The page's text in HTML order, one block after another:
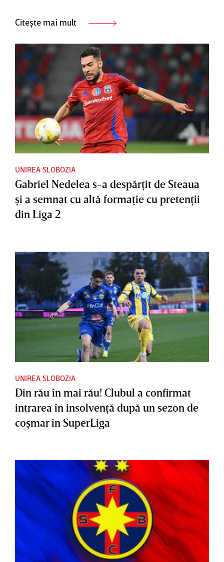
Citește mai mult
UNIREA SLOBOZIA
Gabriel Nedelea s-a despărţit de Steaua
şi a semnat cu altă formaţie cu pretenţii
din Liga 2
UNIREA SLOBOZIA
Din rău în mai rău! Clubul a confirmat
intrarea în insolvenţă după un sezon de
coşmar în SuperLiga